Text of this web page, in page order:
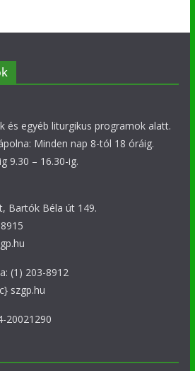
és egyéb liturgikus programok alatt.
Minden nap 8-tól 18 óráig.
9.30 – 16.30-ig.
Bartók Béla út 149.
(1) 203-8912
szgp.hu
20021290